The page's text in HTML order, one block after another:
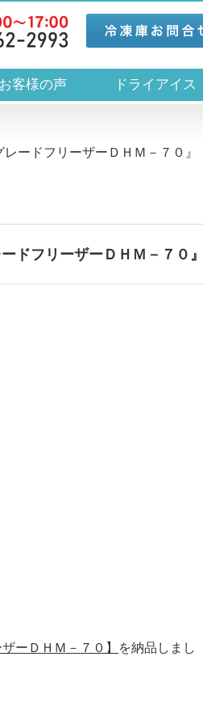
お客様の声 ドライアイス
ードフリーザーＤＨＭ－７０』
ドフリーザーＤＨＭ－７０』
ーＤＨＭ－７０】
を納品しまし